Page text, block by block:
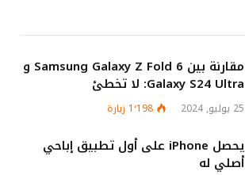
مقارنة بين Samsung Galaxy Z Fold 6 و
Galaxy S24 Ultra: لا تخطئ
25 يوليو, 2024 1٬198 زيارة
يحصل iPhone على أول تطبيق إباحي
أصلي له